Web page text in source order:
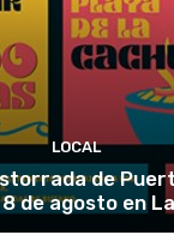
LOCAL
de
de agosto en